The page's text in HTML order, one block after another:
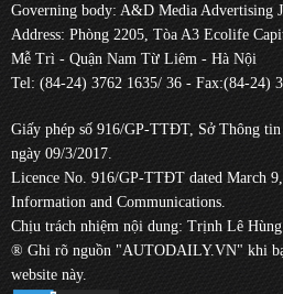
Governing body: A&D Media Advertising
Address: Phòng 2205, Tòa A3 Ecolife
Mễ Trì - Quận Nam Từ Liêm - Hà Nội
Tel: (84-24) 3762 1635/ 36 - Fax:(84-24)
Giấy phép số 916/GP-TTĐT, Sở Thông
ngày 09/3/2017.
Licence No. 916/GP-TTĐT dated March
Information and Communications.
Chịu trách nhiệm nội dung: Trịnh Lê Hùng.
® Ghi rõ nguồn "AUTODAILY.VN" khi
website này.